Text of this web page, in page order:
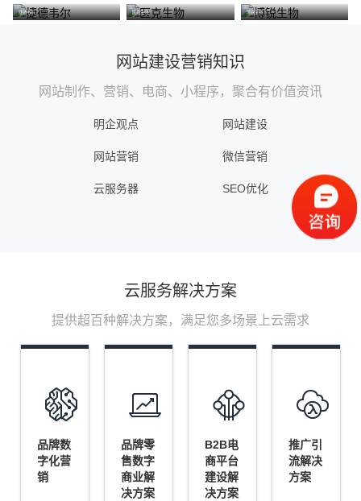
证书
智能检测网站结构
与内容营销力
AI死链检
一键全站检测死
捷德韦尔 医克生物 博锐生物
网站建设营销知识
网站制作、营销、电商、小程序，聚合有价值资讯
明企观点 网站建设
网站营销 微信营销
云服务器 SEO优化
云服务解决方案
提供超百种解决方案，满足您多场景上云需求
品牌数
字化营
销
品牌零
售数字
商业解
决方案
B2B电
商平台
建设解
决方案
推广引
流解决
方案